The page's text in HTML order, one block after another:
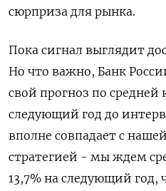
сюрприза для рынка.
Пока сигнал выглядит
Но что важно, Банк
свой прогноз по средней
следующий год до
вполне совпадает с
стратегией - мы ждем
13,7% на следующий год,